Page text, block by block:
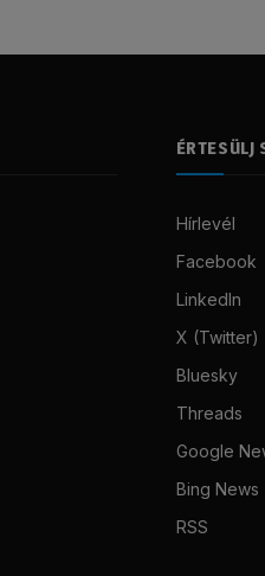
ÉRTESÜLJ
Hírlevél
Facebook
LinkedIn
X (Twitter)
Bluesky
Threads
Google
Bing News
RSS